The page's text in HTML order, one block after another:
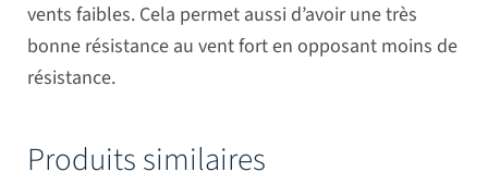
vents faibles. Cela permet aussi d’avoir une très
bonne résistance au vent fort en opposant moins de
résistance.
Produits similaires